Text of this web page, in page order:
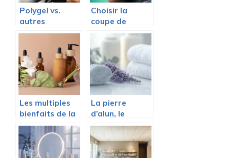
Polygel vs.
autres
methodes : les
d’adopter un
kit polygel pour
des ongles
sublimes
Choisir la
coupe de
cheveux ideale
pour un visage
rond
Les multiples
bienfaits de la
cosmetique bio
pour votre
beaute et
La pierre
d’alun, le
produit aux
multiples
usages : le